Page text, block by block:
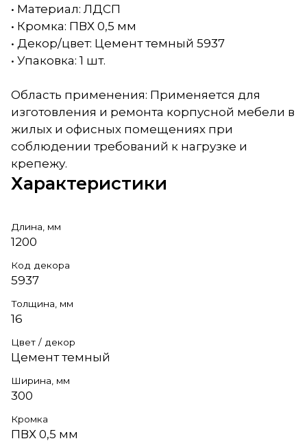
• Материал: ЛДСП
• Кромка: ПВХ 0,5 мм
• Декор/цвет: Цемент темный 5937
• Упаковка: 1 шт.
Область применения: Применяется для
изготовления и ремонта корпусной мебели в
жилых и офисных помещениях при
соблюдении требований к нагрузке и
крепежу.
Характеристики
Длина, мм
1200
Код декора
5937
Толщина, мм
16
Цвет / декор
Цемент темный
Ширина, мм
300
Кромка
ПВХ 0,5 мм